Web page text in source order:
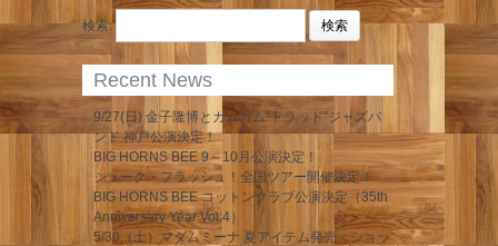
検索:
Recent News
9/27(日) 金子隆博とカムカム“トラッド”ジャズバ
ンド 神戸公演決定！
BIG HORNS BEE 9～10月公演決定！
シューク・フラッシュ！全国ツアー開催決定！
BIG HORNS BEE コットンクラブ公演決定（35th
Anniversary Year Vol.4）
5/30（土）マダムミーナ 夏アイテム発売＜ショッ